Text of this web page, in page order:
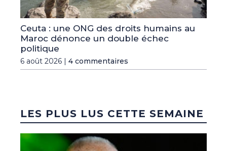
Ceuta : une ONG des droits humains au
Maroc dénonce un double échec
politique
6 août 2026 | 4 commentaires
LES PLUS LUS CETTE SEMAINE